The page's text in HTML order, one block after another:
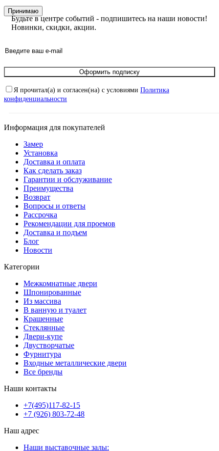
Принимаю
Будьте в центре событий - подпишитесь на наши новости!
Новинки, скидки, акции.
Оформить подписку
Я прочитал(а) и согласен(на) с условиями Политика
конфиденциальности
Информация для покупателей
Замер
Установка
Доставка и оплата
Как сделать заказ
Гарантии и обслуживание
Преимущества
Возврат
Вопросы и ответы
Рассрочка
Рекомендации для проемов
Доставка и подъем
Блог
Новости
Категории
Межкомнатные двери
Шпонированные
Из массива
В ванную и туалет
Крашенные
Стеклянные
Двери-купе
Двустворчатые
Фурнитура
Входные металлические двери
Все бренды
Наши контакты
+7(495)117-82-15
+7 (926) 803-72-48
Наш адрес
Наши выставочные залы: